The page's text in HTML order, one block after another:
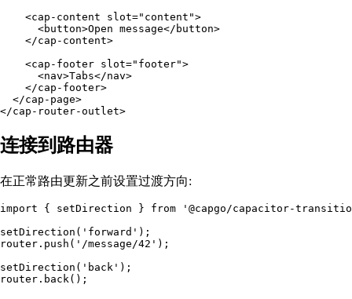
    <cap-content slot="content">
      <button>Open message</button>
    </cap-content>
    <cap-footer slot="footer">
      <nav>Tabs</nav>
    </cap-footer>
  </cap-page>
连接到路由器
在正常路由更新之前设置过渡方向:
import { setDirection } from '@capgo/capacitor-
setDirection('forward');
router.push('/message/42');
setDirection('back');